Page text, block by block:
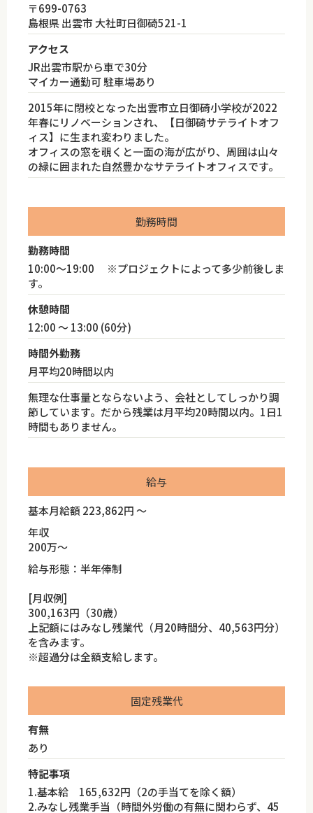
〒699-0763
島根県 出雲市 大社町日御碕521-1
アクセス
JR出雲市駅から車で30分
マイカー通勤可 駐車場あり
2015年に閉校となった出雲市立日御碕小学校が2022
年春にリノベーションされ、【日御碕サテライトオフ
ィス】に生まれ変わりました。
オフィスの窓を覗くと一面の海が広がり、周囲は山々
の緑に囲まれた自然豊かなサテライトオフィスです。
勤務時間
勤務時間
10:00～19:00 ※プロジェクトによって多少前後しま
す。
休憩時間
12:00 ～ 13:00 (60分)
時間外勤務
月平均20時間以内
無理な仕事量とならないよう、会社としてしっかり調
節しています。だから残業は月平均20時間以内。1日1
時間もありません。
給与
基本月給額 223,862円 ～
年収
200万～
給与形態：半年俸制
[月収例]
300,163円（30歳）
上記額にはみなし残業代（月20時間分、40,563円分）
を含みます。
※超過分は全額支給します。
固定残業代
有無
あり
特記事項
1.基本給 165,632円（2の手当てを除く額）
2.みなし残業手当（時間外労働の有無に関わらず、45